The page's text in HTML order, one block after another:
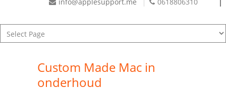
Custom Made Mac in
onderhoud